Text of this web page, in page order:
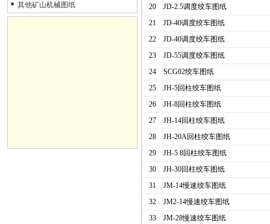
其他矿山机械图纸
20
JD-2.5调度绞车图纸
21
JD-40调度绞车图纸
22
JD-40调度绞车图纸
23
JD-55调度绞车图纸
24
SCG02绞车图纸
25
JH-5回柱绞车图纸
26
JH-8回柱绞车图纸
27
JH-14回柱绞车图纸
28
JH-20A回柱绞车图纸
29
JH-5 8回柱绞车图纸
30
JH-30回柱绞车图纸
31
JM-14慢速绞车图纸
32
JM2-14慢速绞车图纸
33
JM-28慢速绞车图纸